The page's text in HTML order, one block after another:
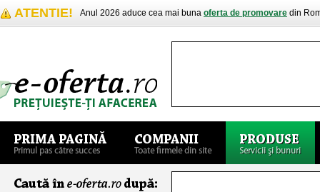
ATENTIE! Anul 2026 aduce cea mai buna oferta de promovare din